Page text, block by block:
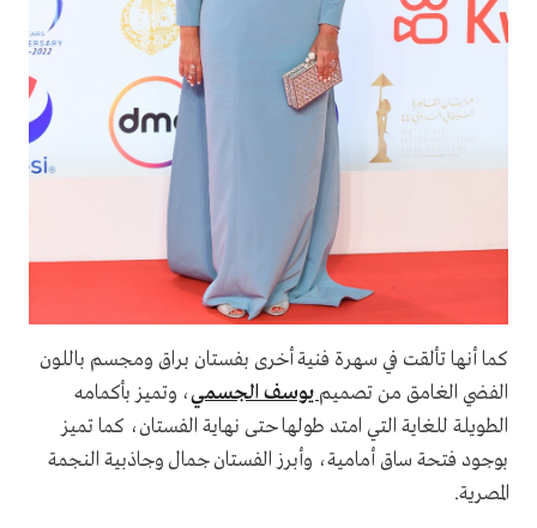
كما أنها تألقت في سهرة فنية أخرى بفستان براق ومجسم باللون
الفضي الغامق من تصميميوسف الجسمي، وتميز بأكمامه
الطويلة للغاية التي امتد طولها حتى نهاية الفستان، كما تميز
بوجود فتحة ساق أمامية، وأبرز الفستان جمال وجاذبية النجمة
المصرية.